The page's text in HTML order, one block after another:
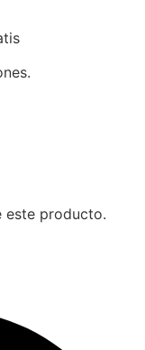
este producto.